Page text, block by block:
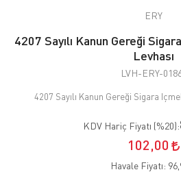
ERY
4207 Sayılı Kanun Gereği
Levhası
LVH-ERY-
4207 Sayılı Kanun Gereği Sigara
KDV Hariç Fiyatı (%20):
102,00
Havale Fiyatı: